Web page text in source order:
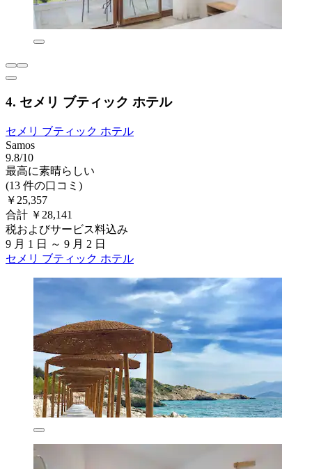
4. セメリ ブティック ホテル
セメリ ブティック ホテル
Samos
9.8/10
最高に素晴らしい
(13 件の口コミ)
￥25,357
合計 ￥28,141
税およびサービス料込み
9 月 1 日 ～ 9 月 2 日
セメリ ブティック ホテル